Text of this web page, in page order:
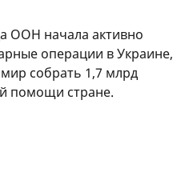
ООН начала активно
операции в Украине,
собрать 1,7 млрд
помощи стране.